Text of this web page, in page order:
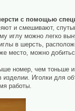
с помощью
и смешивают,
иглу можно легко
в шерсть,
место, можно
номер, чем тоньше
Иголки для
работы.